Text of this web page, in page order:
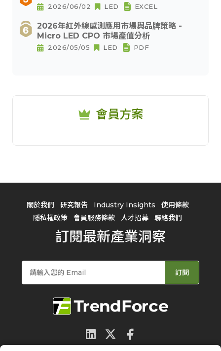
2026/06/02 LED EXCEL
2026年紅外線感測應用市場與品牌策略 -
Micro LED CPO 市場產值分析
2026/05/05 LED PDF
會員方案
關於我們 研究報告 Industry Insights
使用條款
隱私權政策
會員服務條款 人才招募 聯絡我們
訂閱最新產業洞察
訂閱